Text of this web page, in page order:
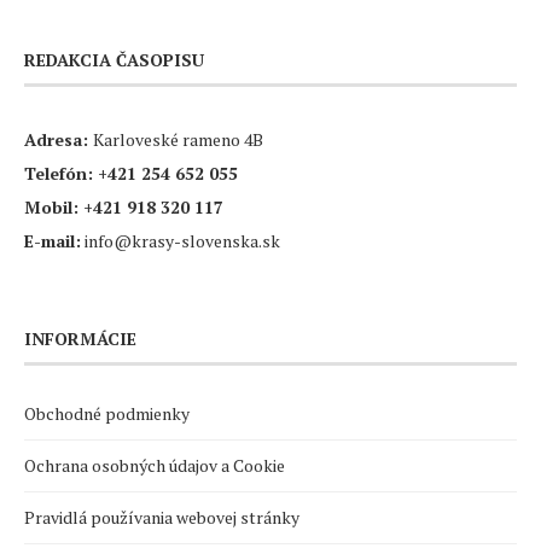
REDAKCIA ČASOPISU
Adresa: Karloveské rameno 4B
Telefón: +421 254 652 055
Mobil: +421 918 320 117
E-mail: info@krasy-slovenska.sk
INFORMÁCIE
Obchodné podmienky
Ochrana osobných údajov a Cookie
Pravidlá používania webovej stránky